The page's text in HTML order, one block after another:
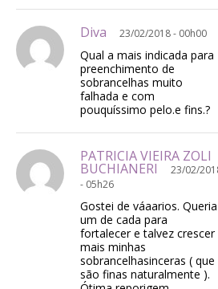
Diva 23/02/2018 - 00h00
Qual a mais indicada para
preenchimento de
sobrancelhas muito
falhada e com
pouquíssimo pelo.e fins.?
PATRICIA VIEIRA ZOLI
BUCHIANERI
23/02/
- 05h26
Gostei de váaarios. Queria
um de cada para
fortalecer e talvez crescer
mais minhas
sobrancelhasinceras ( que
são finas naturalmente ).